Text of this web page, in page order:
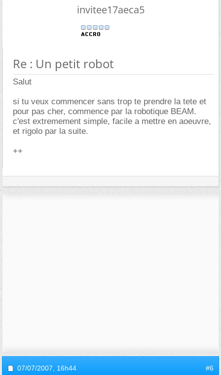
invitee17aeca5
Re : Un petit robot
Salut
si tu veux commencer sans trop te prendre la tete et
pour pas cher, commence par la robotique BEAM.
c'est extremement simple, facile a mettre en aoeuvre,
et rigolo par la suite.
++
07/07/2007, 16h44 #6